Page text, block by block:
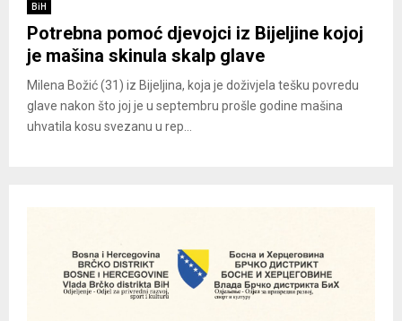
BiH
Potrebna pomoć djevojci iz Bijeljine kojoj
je mašina skinula skalp glave
Milena Božić (31) iz Bijeljina, koja je doživjela tešku povredu
glave nakon što joj je u septembru prošle godine mašina
uhvatila kosu svezanu u rep...